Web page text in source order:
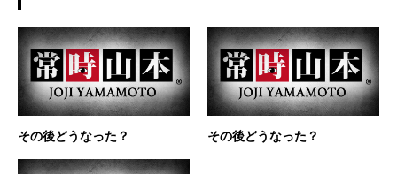
その後どうなった？ その後どうなった？